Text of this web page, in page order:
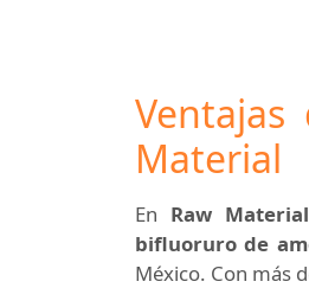
Material
En Raw Material
bifluoruro de
México. Con más